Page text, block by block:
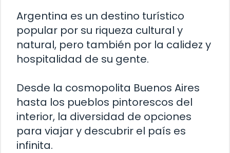
Argentina es un destino turístico
popular por su riqueza cultural y
natural, pero también por la calidez y
hospitalidad de su gente.
Desde la cosmopolita Buenos Aires
hasta los pueblos pintorescos del
interior, la diversidad de opciones
para viajar y descubrir el país es
infinita.